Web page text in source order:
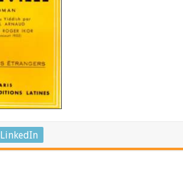
LinkedIn